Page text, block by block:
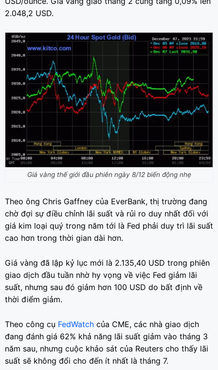
2.048,2 USD.
Giá vàng thế giới đầu phiên ngày 8/12 biến động nhẹ
Theo ông Chris Gaffney của EverBank, thị trường đang
chờ đợi sự điều chỉnh lãi suất và rủi ro duy nhất đối với
giá kim loại quý trong năm tới là Fed phải duy trì lãi suất
cao hơn trong thời gian dài hơn.
Giá vàng đã lập kỷ lục mới là 2.135,40 USD trong phiên
giao dịch đầu tuần nhờ hy vọng về việc Fed giảm lãi
suất, nhưng sau đó giảm hơn 100 USD do bất định về
thời điểm giảm.
Theo công cụ FedWatch của CME, các nhà giao dịch
đang đánh giá 62% khả năng lãi suất giảm vào tháng 3
năm sau, nhưng cuộc khảo sát của Reuters cho thấy lãi
suất sẽ không đổi cho đến ít nhất là tháng 7.